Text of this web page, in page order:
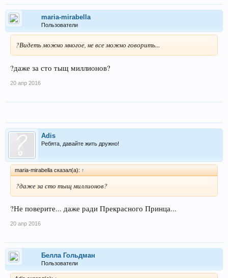
maria-mirabella
Пользователи
?Видеть можно многое, не все можно говорить...
?даже за сто тыщ миллионов?
20 апр 2016
Adis
Ребята, давайте жить дружно!
maria-mirabella сказал(а): ↑
?даже за сто тыщ миллионов?
?Не поверите... даже ради Прекрасного Принца...
20 апр 2016
Беллa Гольдман
Пользователи